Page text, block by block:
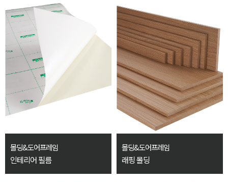
몰딩&도어프레임
인테리어 필름
몰딩&도어프레임
래핑 몰딩